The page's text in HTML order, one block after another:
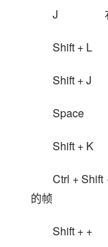
J
Shift + L
Shift + J
Space
Shift + K
Ctrl + Shift
的帧
Shift + +